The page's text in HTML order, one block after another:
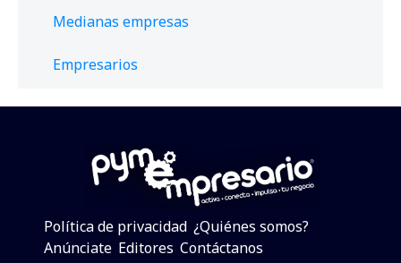
Medianas empresas
Empresarios
Política de privacidad ¿Quiénes somos?
Anúnciate Editores Contáctanos